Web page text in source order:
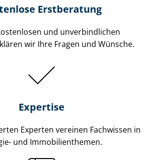
Erstberatung
und unverbindlichen
wir Ihre Fragen und Wünsche.
Expertise
Experten vereinen Fachwissen in
und Im­mo­bi­li­en­the­men.